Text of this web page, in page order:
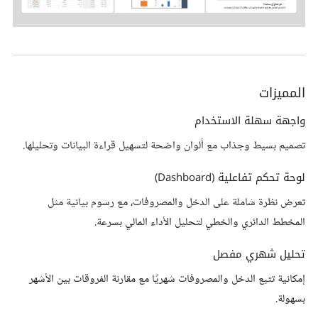
المميزات
واجهة سهلة الاستخدام
تصميم بسيط وجذاب مع ألوان واضحة لتسهيل قراءة البيانات وتحليلها.
لوحة تحكم تفاعلية (Dashboard)
تعرض نظرة شاملة على الدخل والمصروفات، مع رسوم بيانية مثل
المخطط الدائري والخطي لتحليل الأداء المالي بسرعة.
تحليل شهري مفصل
إمكانية تتبع الدخل والمصروفات شهريًا مع مقارنة الفروقات بين الأشهر
بسهولة.